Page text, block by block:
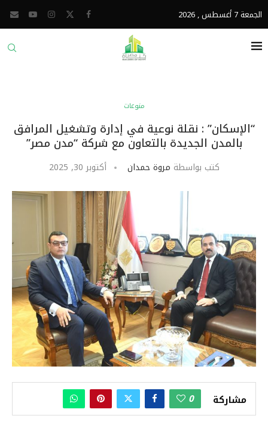
الجمعة 7 أغسطس , 2026
منوعات
“الإسكان” : نقلة نوعية في إدارة وتشغيل المرافق
بالمدن الجديدة بالتعاون مع شركة “مدن مصر”
كتب بواسطة مروة حمدان أكتوبر 30, 2025
مشاركة 0